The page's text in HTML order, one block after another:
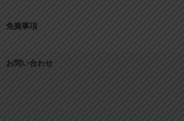
免責事項
お問い合わせ